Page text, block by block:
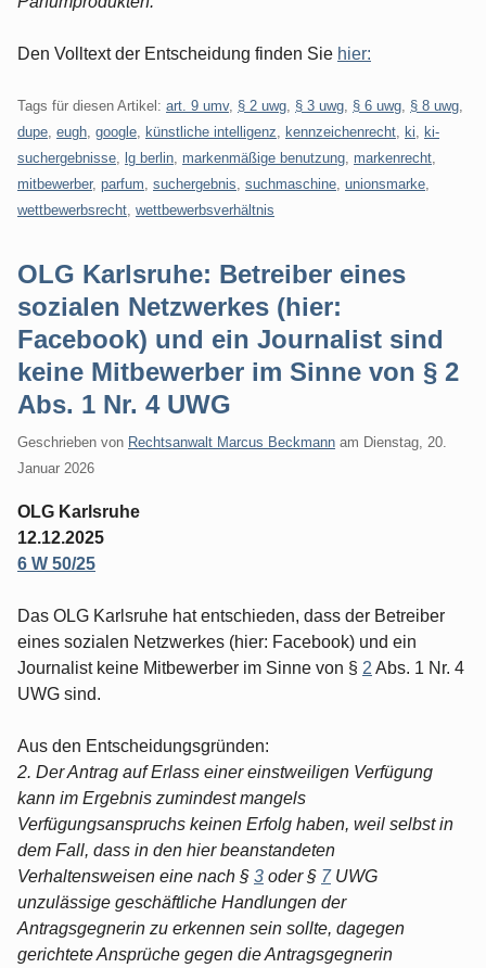
Den Volltext der Entscheidung finden Sie hier:
Tags für diesen Artikel: art. 9 umv, § 2 uwg § 3 uwg § 6 uwg § 8 uwg
dupe eugh google künstliche intelligenz kennzeichenrecht ki
ki-
suchergebnisse
lg berlin markenmäßige benutzung markenrecht
mitbewerber, parfum suchergebnis suchmaschine unionsmarke
wettbewerbsrecht wettbewerbsverhältnis
OLG Karlsruhe: Betreiber eines
sozialen Netzwerkes (hier:
Facebook) und ein Journalist sind
keine Mitbewerber im Sinne von § 2
Abs. 1 Nr. 4 UWG
Geschrieben von Rechtsanwalt Marcus Beckmann am Dienstag, 20.
Januar 2026
OLG Karlsruhe
12.12.2025
6 W 50/25
Das OLG Karlsruhe hat entschieden, dass der Betreiber
eines sozialen Netzwerkes (hier: Facebook) und ein
Journalist keine Mitbewerber im Sinne von § 2 Abs. 1 Nr. 4
UWG sind.
Aus den Entscheidungsgründen:
2. Der Antrag auf Erlass einer einstweiligen Verfügung
kann im Ergebnis zumindest mangels
Verfügungsanspruchs keinen Erfolg haben, weil selbst in
dem Fall, dass in den hier beanstandeten
Verhaltensweisen eine nach § 3 oder § 7UWG
unzulässige geschäftliche Handlungen der
Antragsgegnerin zu erkennen sein sollte, dagegen
gerichtete Ansprüche gegen die Antragsgegnerin